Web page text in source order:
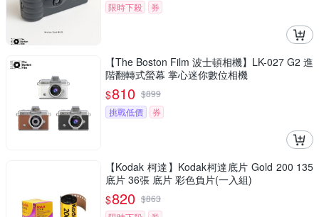
限時下殺
券
【The Boston Film 波士頓相機】LK-027 G2 進
階翻轉式螢幕 掌心迷你數位相機
$810 $899
挑戰低價
券
【Kodak 柯達】Kodak柯達底片 Gold 200 135
底片 36張 底片 彩色負片(一入組)
$820 $863